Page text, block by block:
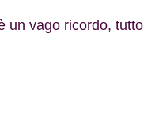
vago ricordo,